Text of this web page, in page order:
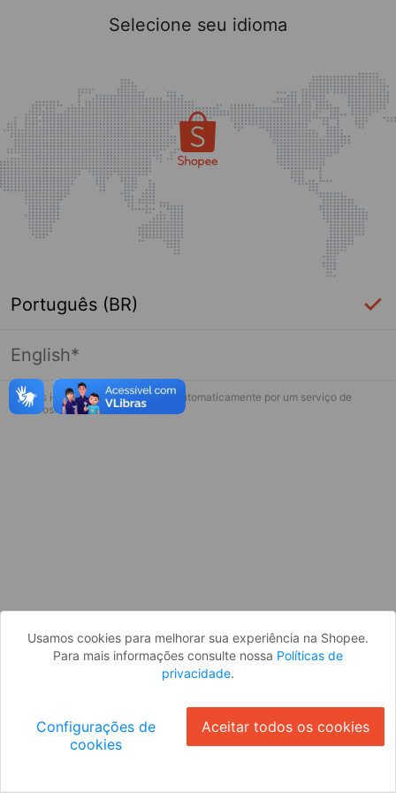
Página indisponível
Desculpe, algo deu errado. Faça login
Selecione seu idioma
Português (BR)
English*
* Esses idiomas serão traduzidos automaticamente por um serviço de
terceiros.
Usamos cookies para melhorar sua experiência na Shopee.
Para mais informações consulte nossa Políticas de
privacidade.
Configurações de
cookies
Aceitar todos os cookies